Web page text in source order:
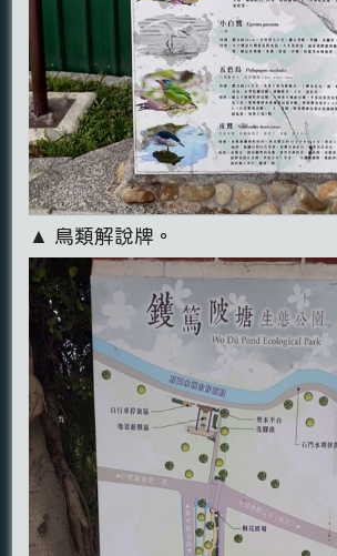
▲ 鳥類解說牌。